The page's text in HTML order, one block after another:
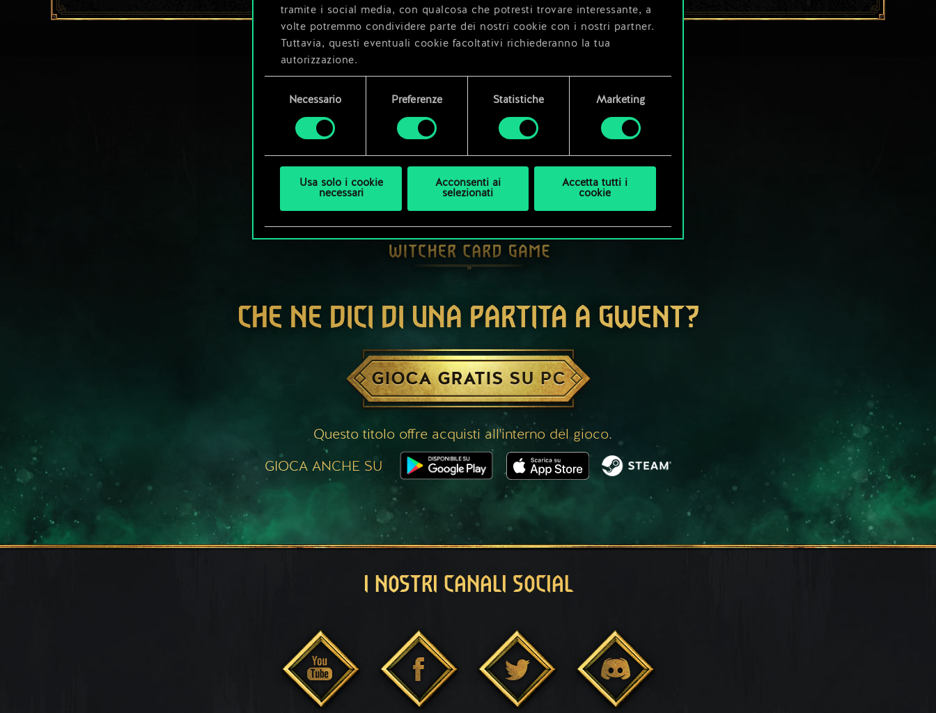
tramite i social media, con qualcosa che potresti trovare interessante, a
volte potremmo condividere parte dei nostri cookie con i nostri partner.
Tuttavia, questi eventuali cookie facoltativi richiederanno la tua
autorizzazione.
Tutti i dettagli su come utilizziamo i cookie e su come impostare le tue
consenso
Necessario Preferenze Statistiche Marketing
Usa solo i cookie
necessari
Acconsenti ai
selezionati
Accetta tutti i
cookie
CHE NE DICI DI UNA PARTITA A GWENT?
GIOCA GRATIS SU PC
Questo titolo offre acquisti all'interno del gioco.
GIOCA ANCHE SU
I NOSTRI CANALI SOCIAL